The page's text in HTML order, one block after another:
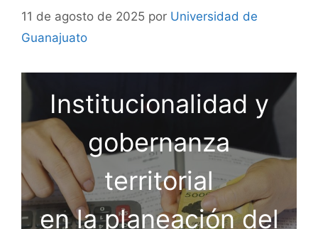
11 de agosto de 2025 por Universidad de
Guanajuato
Institucionalidad y
gobernanza
territorial
en la planeación del